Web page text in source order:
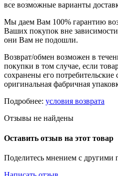
все возможные варианты
Мы даем Вам 100% гарантию
Ваших покупок вне
они Вам не подошли.
Возврат/обмен возможен в
покупки в том случае, если
сохранены его
оригинальная фабричная
Подробнее: условия возврата
Отзывы не найдены
Оставить отзыв на этот товар
Поделитесь мнением с другими